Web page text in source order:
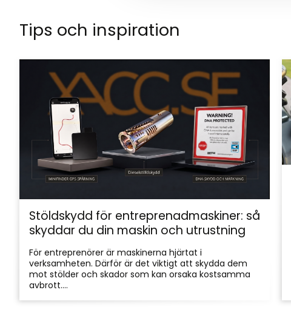
Tips och inspiration
Stöldskydd för entreprenadmaskiner: så
skyddar du din maskin och utrustning
För entreprenörer är maskinerna hjärtat i
verksamheten. Därför är det viktigt att skydda dem
mot stölder och skador som kan orsaka kostsamma
avbrott....